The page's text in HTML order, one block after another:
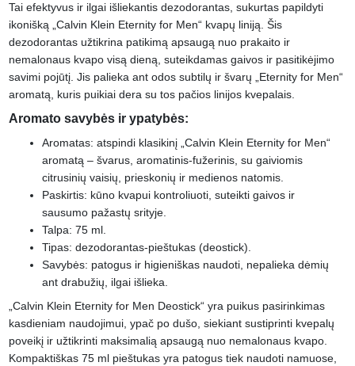
Tai efektyvus ir ilgai išliekantis dezodorantas, sukurtas papildyti
ikonišką „Calvin Klein Eternity for Men“ kvapų liniją. Šis
dezodorantas užtikrina patikimą apsaugą nuo prakaito ir
nemalonaus kvapo visą dieną, suteikdamas gaivos ir pasitikėjimo
savimi pojūtį. Jis palieka ant odos subtilų ir švarų „Eternity for Men“
aromatą, kuris puikiai dera su tos pačios linijos kvepalais.
Aromato savybės ir ypatybės:
Aromatas: atspindi klasikinį „Calvin Klein Eternity for Men“
aromatą – švarus, aromatinis-fužerinis, su gaiviomis
citrusinių vaisių, prieskonių ir medienos natomis.
Paskirtis: kūno kvapui kontroliuoti, suteikti gaivos ir
sausumo pažastų srityje.
Talpa: 75 ml.
Tipas: dezodorantas-pieštukas (deostick).
Savybės: patogus ir higieniškas naudoti, nepalieka dėmių
ant drabužių, ilgai išlieka.
„Calvin Klein Eternity for Men Deostick“ yra puikus pasirinkimas
kasdieniam naudojimui, ypač po dušo, siekiant sustiprinti kvepalų
poveikį ir užtikrinti maksimalią apsaugą nuo nemalonaus kvapo.
Kompaktiškas 75 ml pieštukas yra patogus tiek naudoti namuose,